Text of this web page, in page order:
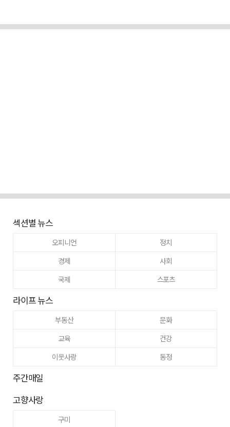
섹션별 뉴스
오피니언
정치
경제
사회
국제
스포츠
라이프 뉴스
부동산
문화
교육
건강
이웃사랑
동정
주간매일
고향사랑
구미